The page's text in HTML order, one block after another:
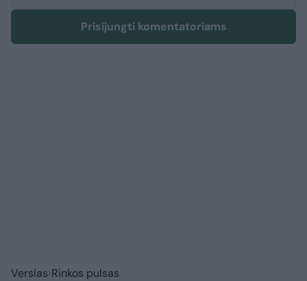
Prisijungti komentatoriams
Verslas Rinkos pulsas